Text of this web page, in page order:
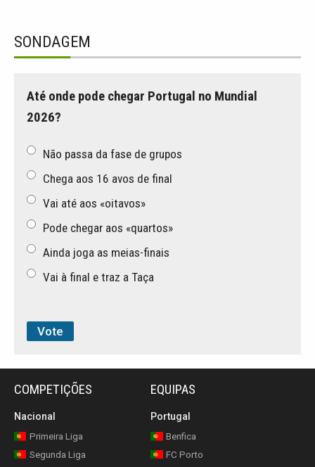
SONDAGEM
Até onde pode chegar Portugal no Mundial
2026?
Não passa da fase de grupos
Chega aos 16 avos de final
Vai até aos «oitavos»
Pode chegar aos «quartos»
Ainda joga as meias-finais
Vai à final e traz a Taça
COMPETIÇÕES
Nacional
Primeira Liga
Segunda Liga
EQUIPAS
Portugal
Benfica
FC Porto